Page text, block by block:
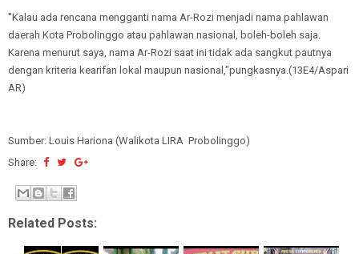
"Kalau ada rencana mengganti nama Ar-Rozi menjadi nama pahlawan
daerah Kota Probolinggo atau pahlawan nasional, boleh-boleh saja.
Karena menurut saya, nama Ar-Rozi saat ini tidak ada sangkut pautnya
dengan kriteria kearifan lokal maupun nasional,"pungkasnya.(13E4/Aspari
AR)
Sumber: Louis Hariona (Walikota LIRA Probolinggo)
Share:
Related Posts: